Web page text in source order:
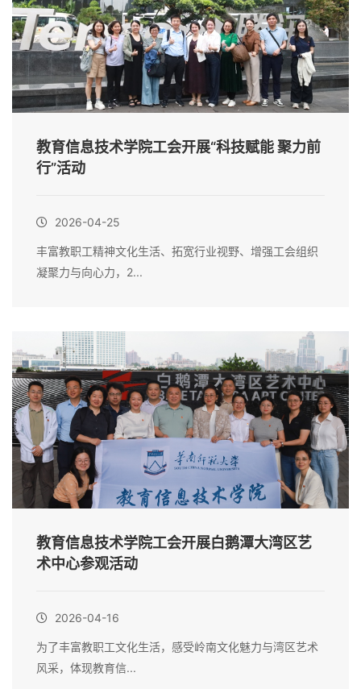
教育信息技术学院工会开展“科技赋能 聚力前
行”活动
2026-04-25
丰富教职工精神文化生活、拓宽行业视野、增强工会组织
凝聚力与向心力，2...
教育信息技术学院工会开展白鹅潭大湾区艺
术中心参观活动
2026-04-16
为了丰富教职工文化生活，感受岭南文化魅力与湾区艺术
风采，体现教育信...